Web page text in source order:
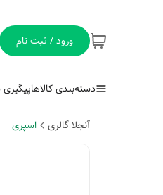
ورود / ثبت نام
دسته‌بندی کالاها
آنجلا گالری اسپری